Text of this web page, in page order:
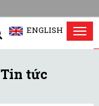
ENGLISH
tức